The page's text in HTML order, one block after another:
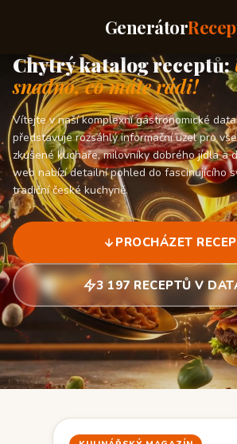
Generátor
Chytrý katalog receptů:
snadno, co máte rádi!
Vítejte v naší komplexní gastronomické
představuje rozsáhlý informační uzel pro
zkušené kuchaře, milovníky dobrého jídla a
web nabízí detailní pohled do fascinujícího
tradiční české kuchyně.
PROCHÁZET
3 197 RECEPTŮ V